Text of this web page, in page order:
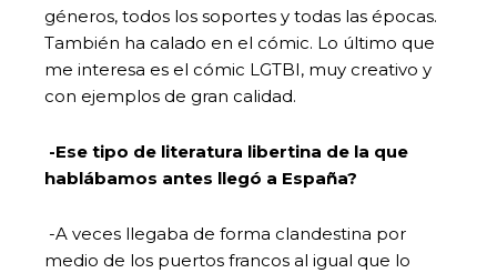
géneros, todos los soportes y todas las épocas.
También ha calado en el cómic. Lo último que
me interesa es el cómic LGTBI, muy creativo y
con ejemplos de gran calidad.
-Ese tipo de literatura libertina de la que
hablábamos antes llegó a España?
-A veces llegaba de forma clandestina por
medio de los puertos francos al igual que lo